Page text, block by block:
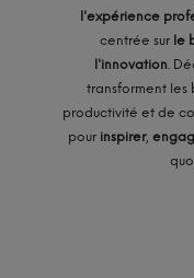
l'expérience
centrée sur le
l'innovation .
transforment les
productivité et de
pour inspirer,